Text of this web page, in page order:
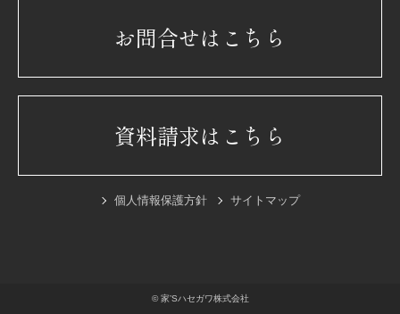
お問合せはこちら
資料請求はこちら
個人情報保護方針 サイトマップ
© 家’Sハセガワ株式会社